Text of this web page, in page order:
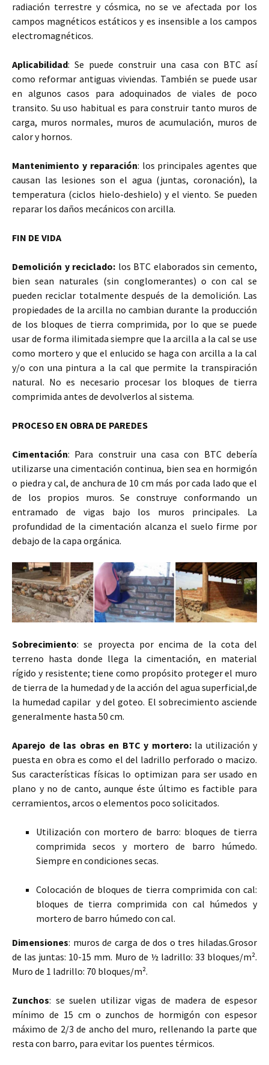
radiación terrestre y cósmica, no se ve afectada por los
campos magnéticos estáticos y es insensible a los campos
electromagnéticos.
Aplicabilidad: Se puede construir una casa con BTC así
como reformar antiguas viviendas. También se puede usar
en algunos casos para adoquinados de viales de poco
transito. Su uso habitual es para construir tanto muros de
carga, muros normales, muros de acumulación, muros de
calor y hornos.
Mantenimiento y reparación: los principales agentes que
causan las lesiones son el agua (juntas, coronación), la
temperatura (ciclos hielo-deshielo) y el viento. Se pueden
reparar los daños mecánicos con arcilla.
FIN DE VIDA
Demolición y reciclado: los BTC elaborados sin cemento,
bien sean naturales (sin conglomerantes) o con cal se
pueden reciclar totalmente después de la demolición. Las
propiedades de la arcilla no cambian durante la producción
de los bloques de tierra comprimida, por lo que se puede
usar de forma ilimitada siempre que la arcilla a la cal se use
como mortero y que el enlucido se haga con arcilla a la cal
y/o con una pintura a la cal que permite la transpiración
natural. No es necesario procesar los bloques de tierra
comprimida antes de devolverlos al sistema.
PROCESO EN OBRA DE PAREDES
Cimentación: Para construir una casa con BTC debería
utilizarse una cimentación continua, bien sea en hormigón
o piedra y cal, de anchura de 10 cm más por cada lado que el
de los propios muros. Se construye conformando un
entramado de vigas bajo los muros principales. La
profundidad de la cimentación alcanza el suelo firme por
debajo de la capa orgánica.
Sobrecimiento: se proyecta por encima de la cota del
terreno hasta donde llega la cimentación, en material
rígido y resistente; tiene como propósito proteger el muro
de tierra de la humedad y de la acción del agua superficial,de
la humedad capilar y del goteo. El sobrecimiento asciende
generalmente hasta 50 cm.
Aparejo de las obras en BTC y mortero: la utilización y
puesta en obra es como el del ladrillo perforado o macizo.
Sus características físicas lo optimizan para ser usado en
plano y no de canto, aunque éste último es factible para
cerramientos, arcos o elementos poco solicitados.
Utilización con mortero de barro: bloques de tierra
comprimida secos y mortero de barro húmedo.
Siempre en condiciones secas.
Colocación de bloques de tierra comprimida con cal:
bloques de tierra comprimida con cal húmedos y
mortero de barro húmedo con cal.
Dimensiones: muros de carga de dos o tres hiladas.Grosor
de las juntas: 10-15 mm. Muro de ½ ladrillo: 33 bloques/m².
Muro de 1 ladrillo: 70 bloques/m².
Zunchos: se suelen utilizar vigas de madera de espesor
mínimo de 15 cm o zunchos de hormigón con espesor
máximo de 2/3 de ancho del muro, rellenando la parte que
resta con barro, para evitar los puentes térmicos.